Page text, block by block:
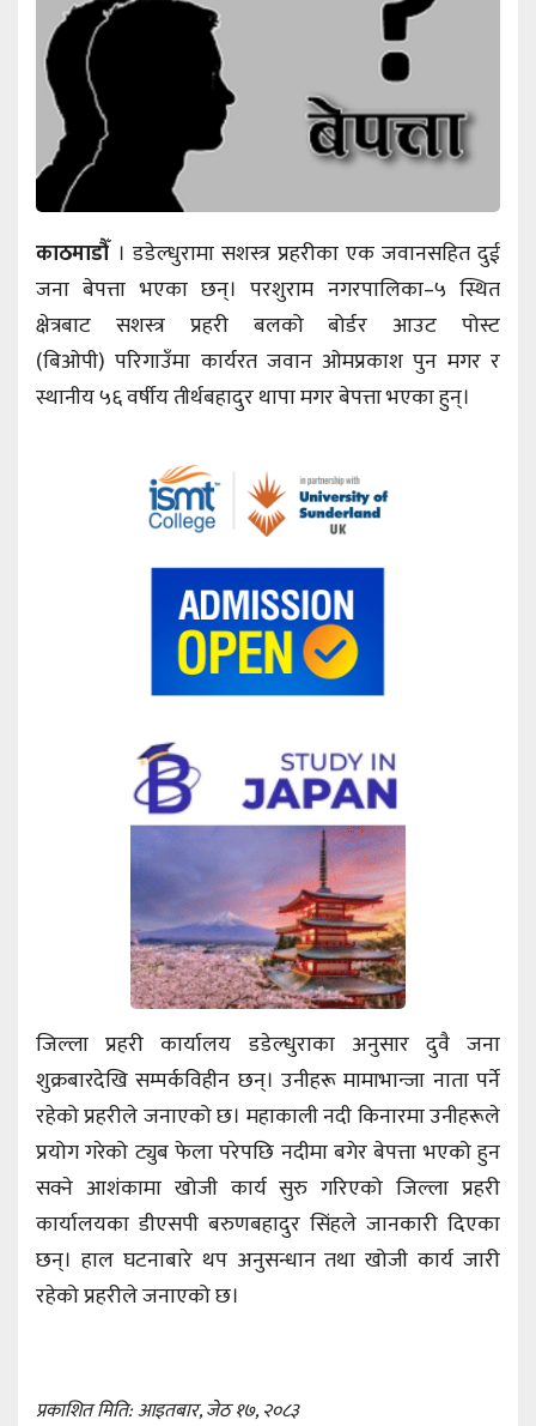
काठमाडौँ । डडेल्धुरामा सशस्त्र प्रहरीका एक जवानसहित दुई
जना बेपत्ता भएका छन्। परशुराम नगरपालिका–५ स्थित
क्षेत्रबाट सशस्त्र प्रहरी बलको बोर्डर आउट पोस्ट
(बिओपी) परिगाउँमा कार्यरत जवान ओमप्रकाश पुन मगर र
स्थानीय ५६ वर्षीय तीर्थबहादुर थापा मगर बेपत्ता भएका हुन्।
जिल्ला प्रहरी कार्यालय डडेल्धुराका अनुसार दुवै जना
शुक्रबारदेखि सम्पर्कविहीन छन्। उनीहरू मामाभान्जा नाता पर्ने
रहेको प्रहरीले जनाएको छ। महाकाली नदी किनारमा उनीहरूले
प्रयोग गरेको ट्युब फेला परेपछि नदीमा बगेर बेपत्ता भएको हुन
सक्ने आशंकामा खोजी कार्य सुरु गरिएको जिल्ला प्रहरी
कार्यालयका डीएसपी बरुणबहादुर सिंहले जानकारी दिएका
छन्। हाल घटनाबारे थप अनुसन्धान तथा खोजी कार्य जारी
रहेको प्रहरीले जनाएको छ।
प्रकाशित मिति: आइतबार, जेठ १७, २०८३